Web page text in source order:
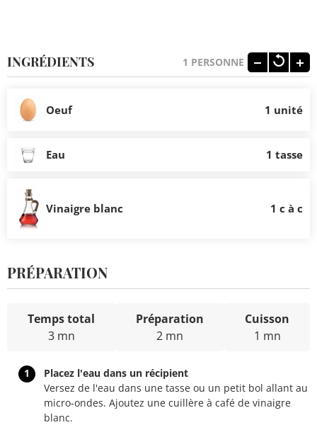
INGRÉDIENTS 1 PERSONNE
Oeuf 1 unité
Eau 1 tasse
Vinaigre blanc 1 c à c
PRÉPARATION
Temps total
3 mn
Préparation
2 mn
Cuisson
1 mn
1
Placez l'eau dans un récipient
Versez de l'eau dans une tasse ou un petit bol allant au
micro-ondes. Ajoutez une cuillère à café de vinaigre
blanc.